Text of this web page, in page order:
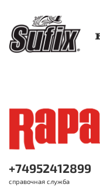
+74952412899
справочная служба